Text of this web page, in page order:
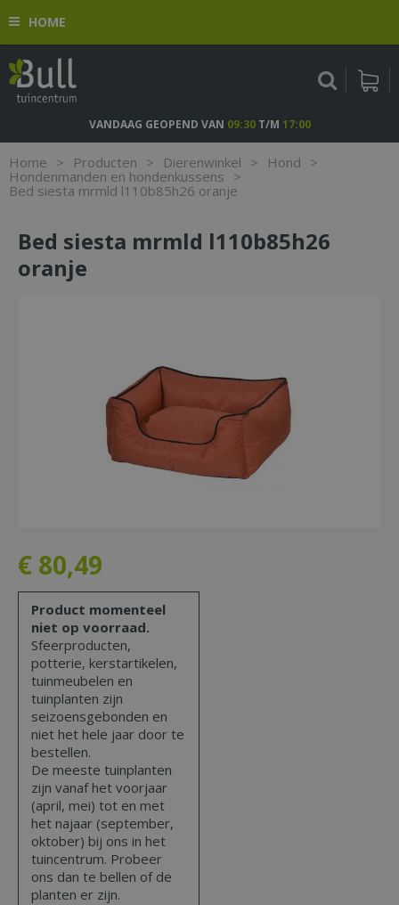
n
o
HOME
Home > Producten > Dierenwinkel > Hond >
Hondenmanden en hondenkussens >
Bed siesta mrmld l110b85h26 oranje
VANDAAG GEOPEND VAN 09:30T/M 17:00
Bed siesta mrmld l110b85h26
oranje
€ 80,49
Product momenteel
niet op voorraad.
Sfeerproducten,
potterie, kerstartikelen,
tuinmeubelen en
tuinplanten zijn
seizoensgebonden en
niet het hele jaar door te
bestellen.
De meeste tuinplanten
zijn vanaf het voorjaar
(april, mei) tot en met
het najaar (september,
oktober) bij ons in het
tuincentrum. Probeer
ons dan te bellen of de
planten er zijn.